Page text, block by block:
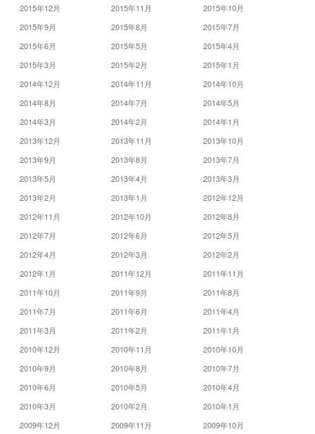
2015年12月
2015年11月
2015年10月
2015年9月
2015年8月
2015年7月
2015年6月
2015年5月
2015年4月
2015年3月
2015年2月
2015年1月
2014年12月
2014年11月
2014年10月
2014年8月
2014年7月
2014年5月
2014年3月
2014年2月
2014年1月
2013年12月
2013年11月
2013年10月
2013年9月
2013年8月
2013年7月
2013年5月
2013年4月
2013年3月
2013年2月
2013年1月
2012年12月
2012年11月
2012年10月
2012年8月
2012年7月
2012年6月
2012年5月
2012年4月
2012年3月
2012年2月
2012年1月
2011年12月
2011年11月
2011年10月
2011年9月
2011年8月
2011年7月
2011年6月
2011年4月
2011年3月
2011年2月
2011年1月
2010年12月
2010年11月
2010年10月
2010年9月
2010年8月
2010年7月
2010年6月
2010年5月
2010年4月
2010年3月
2010年2月
2010年1月
2009年12月
2009年11月
2009年10月